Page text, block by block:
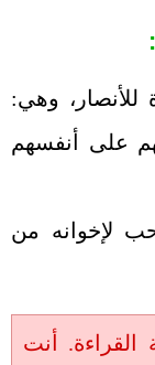
للأنصار، وهي:
على أنفسهم
لإخوانه من
القراءة. أنت